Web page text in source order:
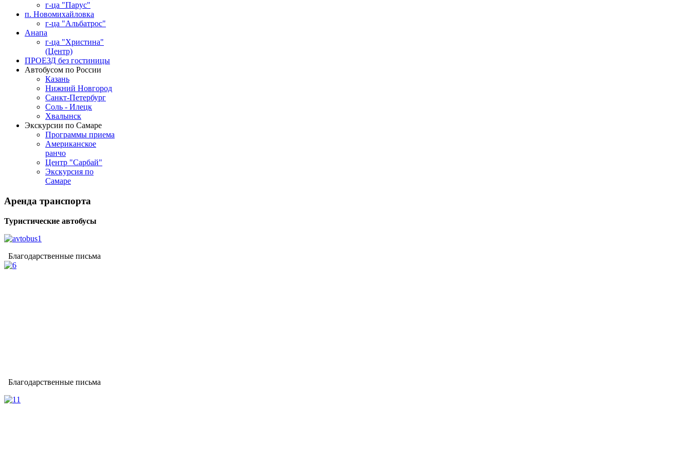
г-ца "Парус"
п. Новомихайловка
г-ца "Альбатрос"
Анапа
г-ца "Христина"
(Центр)
ПРОЕЗД без гостиницы
Автобусом по России
Казань
Нижний Новгород
Санкт-Петербург
Соль - Илецк
Хвалынск
Экскурсии по Самаре
Программы приема
Американское
ранчо
Центр "Сарбай"
Экскурсия по
Самаре
Аренда транспорта
Туристические автобусы
Благодарственные письма
Благодарственные письма